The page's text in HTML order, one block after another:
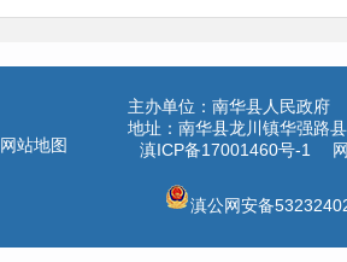
网站地图
主办单位：南华县人民政府
地址：南华县龙川镇华强
滇ICP备17001460号-1
滇公网安备